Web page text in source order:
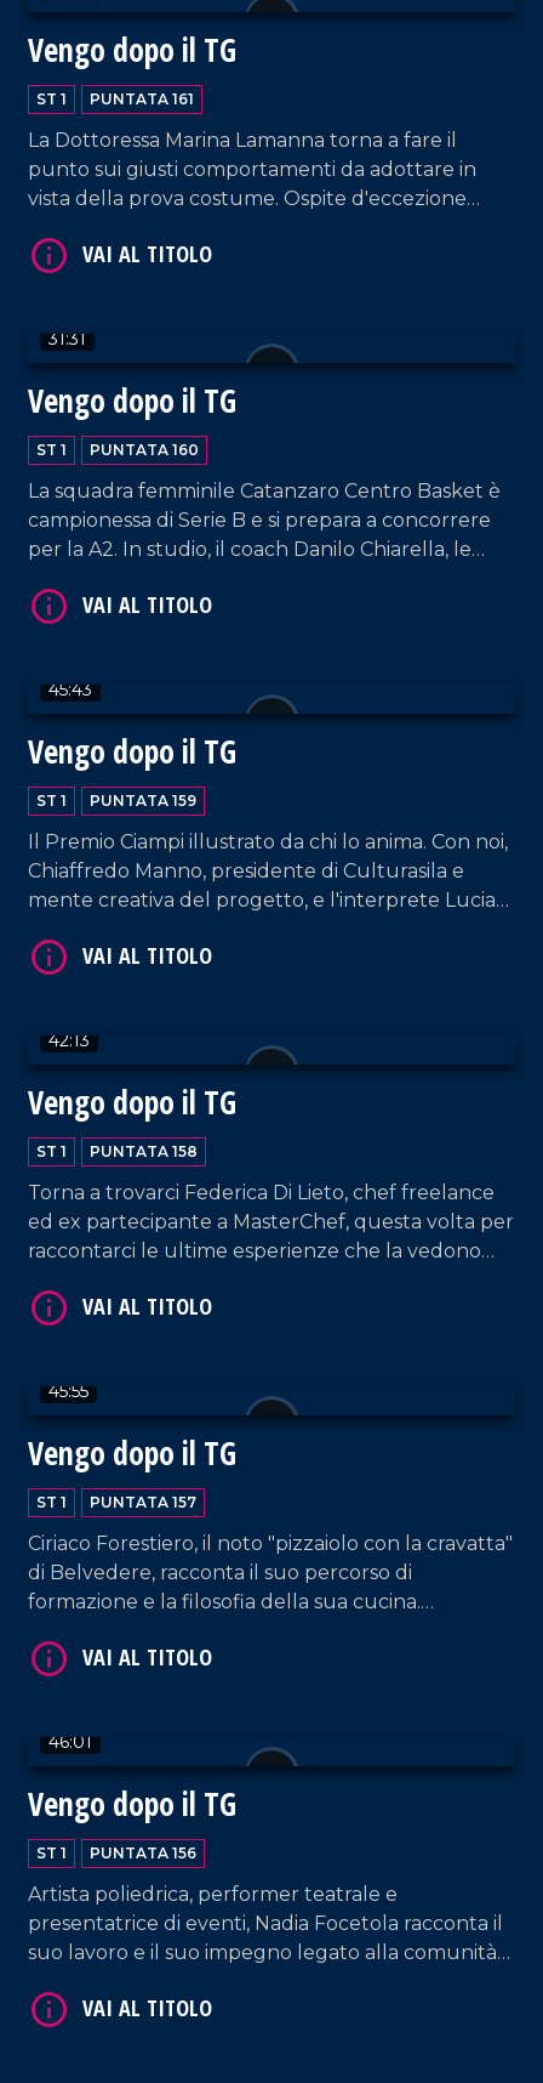
Vengo dopo il TG
ST 1 PUNTATA 161
La Dottoressa Marina Lamanna torna a fare il
punto sui giusti comportamenti da adottare in
vista della prova costume. Ospite d'eccezione
estati italiane degli anni 2000 e precorritrice
31:31
Vengo dopo il TG
ST 1 PUNTATA 160
La squadra femminile Catanzaro Centro Basket è
campionessa di Serie B e si prepara a concorrere
per la A2. In studio, il coach Danilo Chiarella, le
l'ufficio stampa Chiara Zanella.
45:43
Vengo dopo il TG
ST 1 PUNTATA 159
Il Premio Ciampi illustrato da chi lo anima. Con noi,
Chiaffredo Manno, presidente di Culturasila e
mente creativa del progetto, e l'interprete Lucia
Garritano ci dà utili informazioni sulla pratica delle
VAI AL TITOLO
42:13
Vengo dopo il TG
ST 1 PUNTATA 158
Torna a trovarci Federica Di Lieto, chef freelance
ed ex partecipante a MasterChef, questa volta per
raccontarci le ultime esperienze che la vedono
tradizione culinaria calabrese con quella di altre
VAI AL TITOLO
45:55
Vengo dopo il TG
ST 1 PUNTATA 157
Ciriaco Forestiero, il noto "pizzaiolo con la cravatta"
di Belvedere, racconta il suo percorso di
formazione e la filosofia della sua cucina.
volta erudendoci sui bandi di terzo settore.
VAI AL TITOLO
46:01
Vengo dopo il TG
ST 1 PUNTATA 156
Artista poliedrica, performer teatrale e
presentatrice di eventi, Nadia Focetola racconta il
suo lavoro e il suo impegno legato alla comunità
VAI AL TITOLO
VAI AL TITOLO